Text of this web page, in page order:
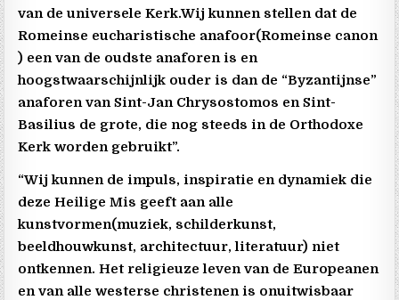
van de universele Kerk.Wij kunnen stellen dat de
Romeinse eucharistische anafoor(Romeinse canon
) een van de oudste anaforen is en
hoogstwaarschijnlijk ouder is dan de “Byzantijnse”
anaforen van Sint-Jan Chrysostomos en Sint-
Basilius de grote, die nog steeds in de Orthodoxe
Kerk worden gebruikt”.
“Wij kunnen de impuls, inspiratie en dynamiek die
deze Heilige Mis geeft aan alle
kunstvormen(muziek, schilderkunst,
beeldhouwkunst, architectuur, literatuur) niet
ontkennen. Het religieuze leven van de Europeanen
en van alle westerse christenen is onuitwisbaar